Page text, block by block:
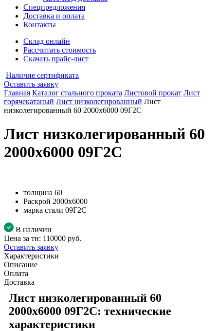
Спецпредложения
Доставка и оплата
Контакты
Склад онлайн
Рассчитать стоимость
Скачать прайс-лист
Наличие сертификата
Оставить заявку
Главная Каталог стального проката Листовой прокат Лист
горячекатаный Лист низколегированный Лист
низколегированный 60 2000х6000 09Г2С
Лист низколегированный 60
2000х6000 09Г2С
толщина 60
Раскрой 2000х6000
марка стали 09Г2С
В наличии
Цена за тн: 110000 руб.
Оставить заявку
Характеристики
Описание
Оплата
Доставка
Лист низколегированный 60
2000х6000 09Г2С: технические
характеристики